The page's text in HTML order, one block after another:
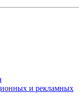
и рекламных